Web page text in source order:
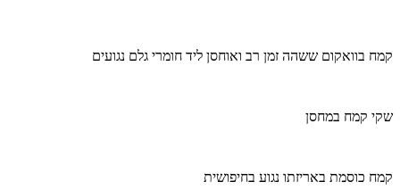
קמח בוואקום ששהה זמן רב ואוחסן ליד חומרי גלם נגועים
שקי קמח במחסן
קמח כוסמת באריזתו נגוע בחיפושית